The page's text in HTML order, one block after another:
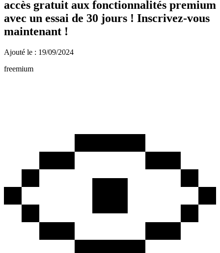
accès gratuit aux fonctionnalités premium
avec un essai de 30 jours ! Inscrivez-vous
maintenant !
Ajouté le : 19/09/2024
freemium